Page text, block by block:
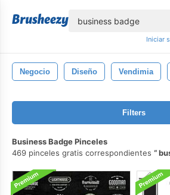
Iniciar
Negocio Diseño Vendimia
Filters
Business Badge Pinceles
469 pinceles gratis correspondientes